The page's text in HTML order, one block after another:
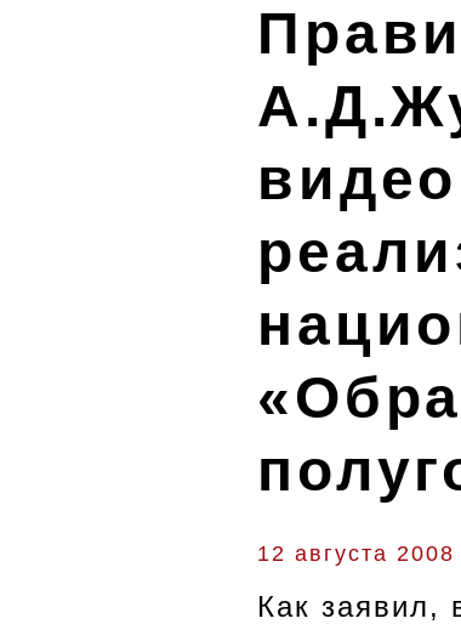
12 августа 2008
Как заявил,